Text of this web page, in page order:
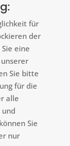
für
der
eine
Sie bitte
für die
alle
Sie
nur